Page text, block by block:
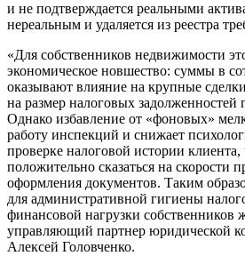
и не подтверждается реальными
нереальным и удаляется из реестра
«Для собственников недвижимости
экономическое новшество: суммы в
оказывают влияние на крупные
на размер налоговых
Однако избавление от «фоновых»
работу инспекций и снижает
проверке налоговой истории
положительно сказаться на скорости
оформления документов. Таким
для административной гигиены
финансовой нагрузки
управляющий партнер юридической
Алексей Головченко.